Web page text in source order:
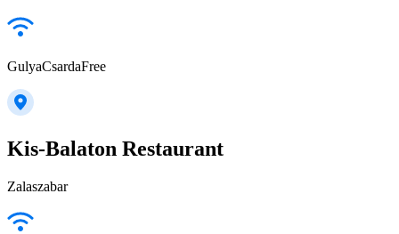
GulyaCsardaFree
Kis-Balaton Restaurant
Zalaszabar